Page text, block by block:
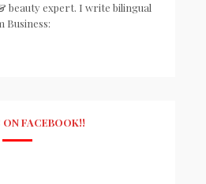
beauty expert. I write bilingual
Business:
ON FACEBOOK!!